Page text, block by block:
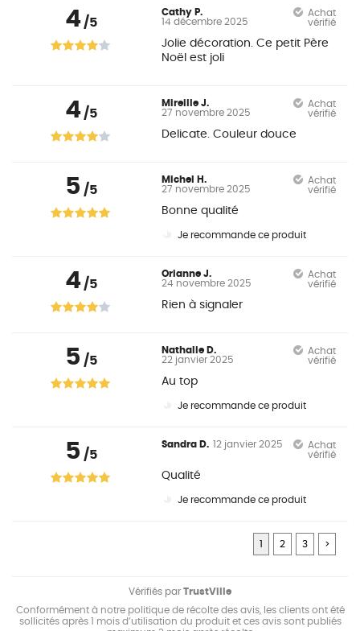
4/5
Cathy P.
14 décembre 2025
Achat
vérifié
Jolie décoration. Ce petit Père
Noël est joli
4/5
Mireille J.
27 novembre 2025
Achat
vérifié
Delicate. Couleur douce
5 /5
Michel H.
27 novembre 2025
Achat
vérifié
Bonne qualité
Je recommande ce produit
4/5
Orianne J.
24 novembre 2025
Achat
vérifié
Rien à signaler
5 /5
Nathalie D.
22 janvier 2025
Achat
vérifié
Au top
Je recommande ce produit
5 /5
Sandra D. 12 janvier 2025
Achat
vérifié
Qualité
Je recommande ce produit
1 2 3 >
Vérifiés par TrustVille
Conformément à notre politique de récolte des avis, les clients ont été
sollicités après 1 mois d’utilisation du produit et ces avis sont publiés